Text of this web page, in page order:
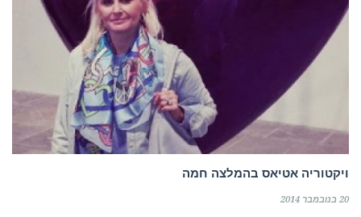
ויקטוריה אטיאס בהמלצה חמה
20 בנובמבר 2014